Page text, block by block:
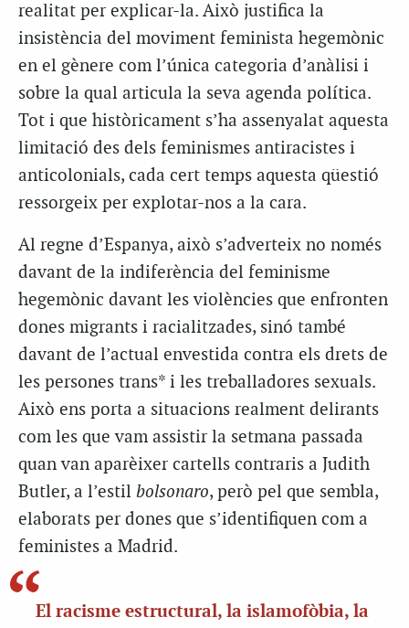
realitat per explicar-la. Això justifica la
insistència del moviment feminista hegemònic
en el gènere com l’única categoria d’anàlisi i
sobre la qual articula la seva agenda política.
Tot i que històricament s’ha assenyalat aquesta
limitació des dels feminismes antiracistes i
anticolonials, cada cert temps aquesta qüestió
ressorgeix per explotar-nos a la cara.
Al regne d’Espanya, això s’adverteix no només
davant de la indiferència del feminisme
hegemònic davant les violències que enfronten
dones migrants i racialitzades, sinó també
davant de l’actual envestida contra els drets de
les persones trans* i les treballadores sexuals.
Això ens porta a situacions realment delirants
com les que vam assistir la setmana passada
quan van aparèixer cartells contraris a Judith
Butler, a l’estil bolsonaro, però pel que sembla,
elaborats per dones que s’identifiquen com a
feministes a Madrid.
El racisme estructural, la islamofòbia, la